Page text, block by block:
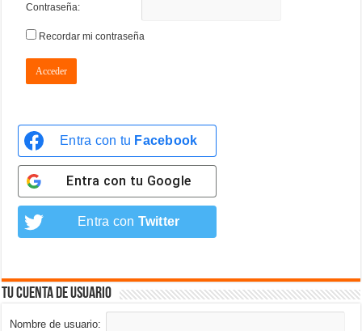
Contraseña:
Recordar mi contraseña
Acceder
Entra con tu Facebook
Entra con tu Google
Entra con Twitter
Tu cuenta de usuario
Nombre de usuario: